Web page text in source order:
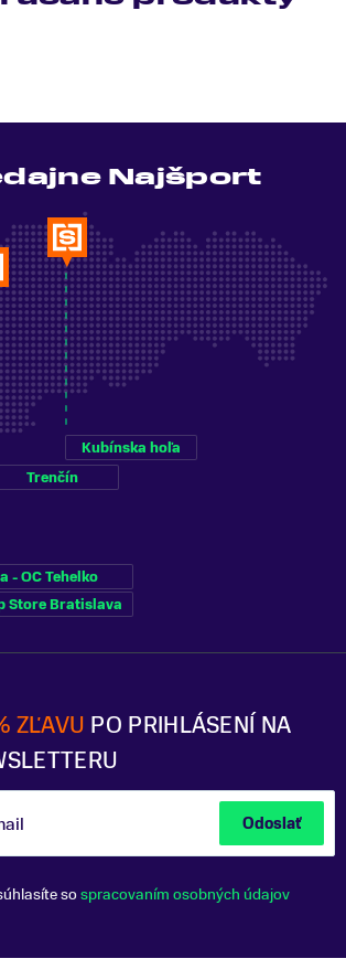
ZĽAVU PO PRIHLÁSENÍ NA
Odoslať
sospracovaním osobných údajov
Najšport
- OC Tehelko
Store Bratislava
Trenčín
Kubínska hoľa